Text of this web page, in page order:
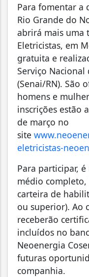
Para fomentar a
Rio Grande do
abrirá mais uma
Eletricistas, em
gratuita e
Serviço
(Senai/RN). São
homens e
inscrições estão
de março no
site
eletricistas-
Para participar,
médio
carteira de
ou superior). Ao
receberão
incluídos no
Neoenergia
futuras
companhia.